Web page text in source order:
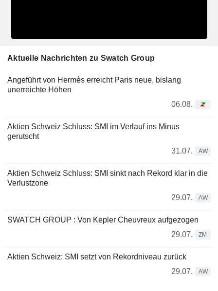
Aktuelle Nachrichten zu Swatch Group
Angeführt von Hermès erreicht Paris neue, bislang
unerreichte Höhen
06.08.
Aktien Schweiz Schluss: SMI im Verlauf ins Minus
gerutscht
31.07.
AW
Aktien Schweiz Schluss: SMI sinkt nach Rekord klar in die
Verlustzone
29.07.
AW
SWATCH GROUP : Von Kepler Cheuvreux aufgezogen
29.07.
ZM
Aktien Schweiz: SMI setzt von Rekordniveau zurück
29.07.
AW